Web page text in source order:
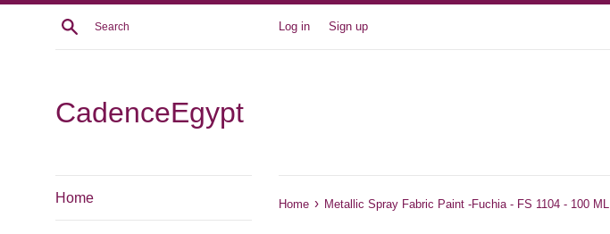
Skip
Search Log in Sign up
CadenceEgypt
Home Home › Metallic Spray Fabric Paint -Fuchia - FS 1104 - 100 ML